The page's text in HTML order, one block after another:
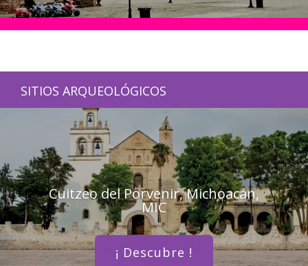
SITIOS ARQUEOLÓGICOS
Cuitzeo del Porvenir, Michoacán,
MIC
¡ Descubre !